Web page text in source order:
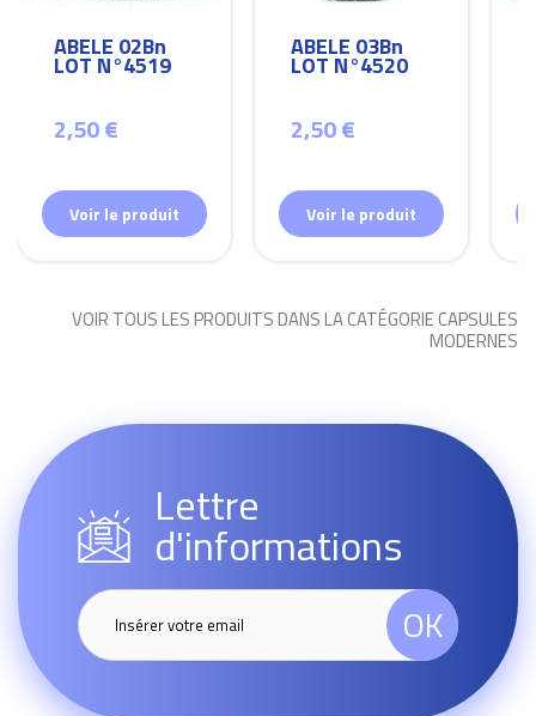
ABELE 02Bn
LOT N°4519
2,50 €
Voir le produit
ABELE 03Bn
LOT N°4520
2,50 €
Voir le produit
VOIR TOUS LES PRODUITS DANS LA CATÉGORIE CAPSULES
MODERNES
Lettre
d'informations
OK